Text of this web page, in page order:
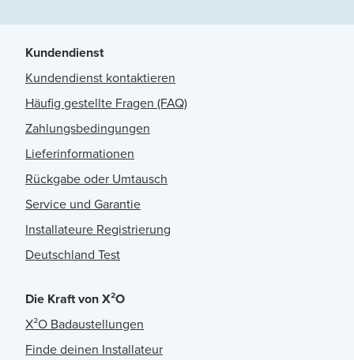
Kundendienst
Kundendienst kontaktieren
Häufig gestellte Fragen (FAQ)
Zahlungsbedingungen
Lieferinformationen
Rückgabe oder Umtausch
Service und Garantie
Installateure Registrierung
Deutschland Test
Die Kraft von X²O
X²O Badaustellungen
Finde deinen Installateur